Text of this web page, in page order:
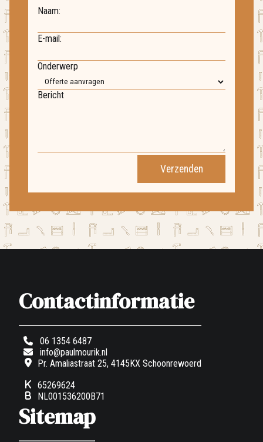
Naam:
E-mail:
Onderwerp
Bericht
Verzenden
Contactinformatie
06 1354 6487
info@paulmourik.nl
Pr. Amaliastraat 25, 4145KX Schoonrewoerd
65269624
NL001536200B71
Sitemap